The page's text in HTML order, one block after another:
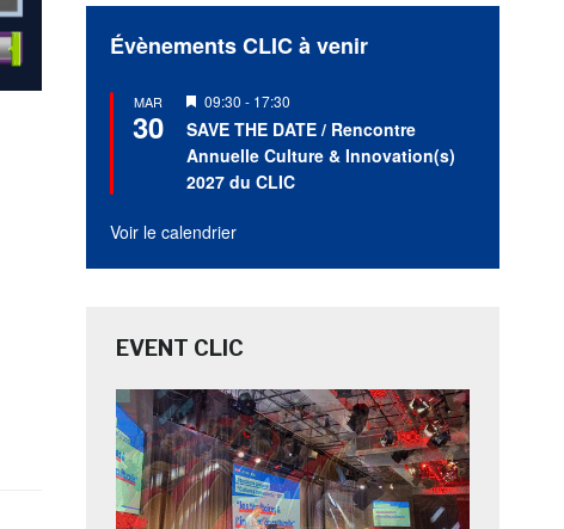
Évènements CLIC à venir
MAR
30
Mis
en
avant
09:30 - 17:30
SAVE THE DATE / Rencontre
Annuelle Culture & Innovation(s)
2027 du CLIC
Voir le calendrier
EVENT CLIC